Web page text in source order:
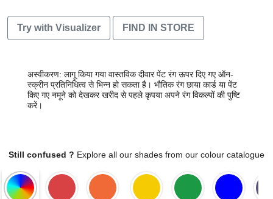
Try with Visualizer FIND IN STORE
अस्वीकरण: लागू किया गया वास्तविक दीवार पेंट रंग ऊपर दिए गए ऑन-
स्क्रीन प्रतिनिधित्व से भिन्न हो सकता है। भौतिक रंग छाया कार्ड या पेंट
किए गए नमूने को देखकर खरीद से पहले कृपया अपने रंग विकल्पों की पुष्टि
करें।
Still confused ? Explore all our shades from our colour catalogue